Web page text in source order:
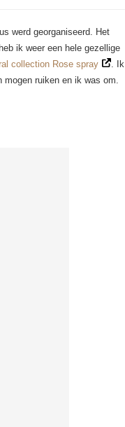
werd georganiseerd. Het
ik weer een hele gezellige
collection Rose spray
. Ik
mogen ruiken en ik was om.